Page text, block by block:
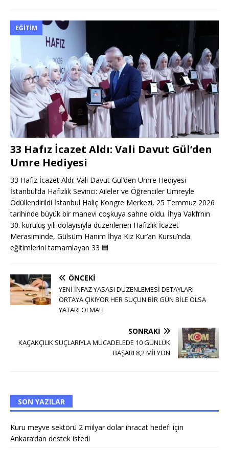
EĞITIM
33 Hafız İcazet Aldı: Vali Davut Gül’den
Umre Hediyesi
33 Hafız İcazet Aldı: Vali Davut Gül’den Umre Hediyesi
İstanbul’da Hafızlık Sevinci: Aileler ve Öğrenciler Umreyle
Ödüllendirildi İstanbul Haliç Kongre Merkezi, 25 Temmuz 2026
tarihinde büyük bir manevi coşkuya sahne oldu. İhya Vakfı’nın
30. kuruluş yılı dolayısıyla düzenlenen Hafızlık İcazet
Merasiminde, Gülsüm Hanım İhya Kız Kur’an Kursu’nda
eğitimlerini tamamlayan 33 🟦
ÖNCEKI
YENİ İNFAZ YASASI DÜZENLEMESİ DETAYLARI
ORTAYA ÇIKIYOR HER SUÇUN BİR GÜN BİLE OLSA
YATARI OLMALI
SONRAKI
KAÇAKÇILIK SUÇLARIYLA MÜCADELEDE 10 GÜNLÜK
BAŞARI 8,2 MİLYON
SON YAZILAR
Kuru meyve sektörü 2 milyar dolar ihracat hedefi için
Ankara’dan destek istedi